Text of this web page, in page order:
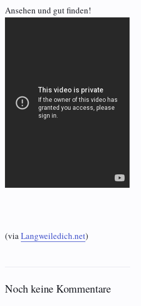
Ansehen und gut finden!
(viaLangweiledich.net)
Noch keine Kommentare